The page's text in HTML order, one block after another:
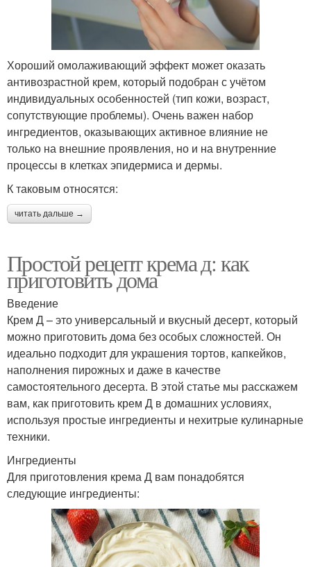
Хороший омолаживающий эффект может оказать
антивозрастной крем, который подобран с учётом
индивидуальных особенностей (тип кожи, возраст,
сопутствующие проблемы). Очень важен набор
ингредиентов, оказывающих активное влияние не
только на внешние проявления, но и на внутренние
процессы в клетках эпидермиса и дермы.
К таковым относятся:
читать дальше →
Простой рецепт крема д: как
приготовить дома
Введение
Крем Д – это универсальный и вкусный десерт, который
можно приготовить дома без особых сложностей. Он
идеально подходит для украшения тортов, капкейков,
наполнения пирожных и даже в качестве
самостоятельного десерта. В этой статье мы расскажем
вам, как приготовить крем Д в домашних условиях,
используя простые ингредиенты и нехитрые кулинарные
техники.
Ингредиенты
Для приготовления крема Д вам понадобятся
следующие ингредиенты: